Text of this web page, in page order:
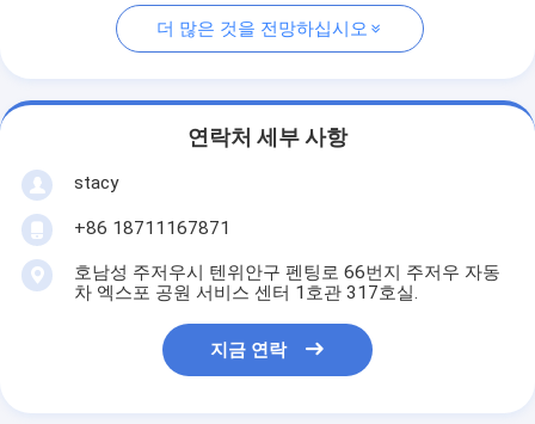
더 많은 것을 전망하십시오
연락처 세부 사항
stacy
+86 18711167871
호남성 주저우시 텐위안구 펜팅로 66번지 주저우 자동
차 엑스포 공원 서비스 센터 1호관 317호실.
지금 연락